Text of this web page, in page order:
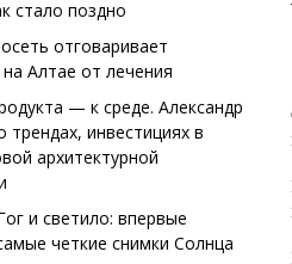
стало поздно
отговаривает
Алтае от лечения
— к среде. Александр
инвестициях в
архитектурной
и светило: впервые
четкие снимки Солнца